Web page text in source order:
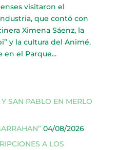
visitaron el
que contó con
Ximena Sáenz, la
y la cultura del Animé.
en el Parque...
SAN PABLO EN MERLO
04/08/2026
A LOS